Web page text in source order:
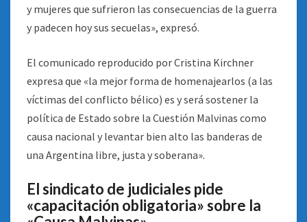
y mujeres que sufrieron las consecuencias de la guerra
y padecen hoy sus secuelas», expresó.
El comunicado reproducido por Cristina Kirchner
expresa que «la mejor forma de homenajearlos (a las
víctimas del conflicto bélico) es y será sostener la
política de Estado sobre la Cuestión Malvinas como
causa nacional y levantar bien alto las banderas de
una Argentina libre, justa y soberana».
El sindicato de judiciales pide
«capacitación obligatoria» sobre la